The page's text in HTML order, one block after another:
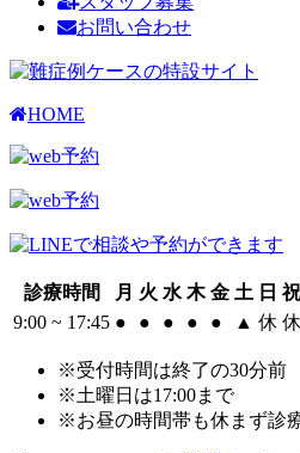
お問い合わせ
HOME
診療時間 月 火 水 木 金 土 日 祝
9:00 ~ 17:45 ● ● ● ● ● ▲ 休 休
※受付時間は終了の30分前
※土曜日は17:00まで
※お昼の時間帯も休まず診